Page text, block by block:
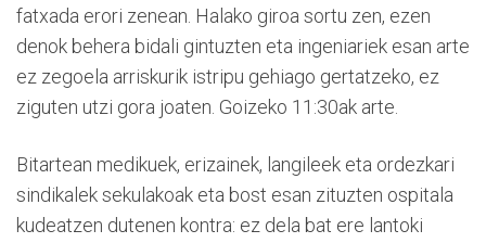
fatxada erori zenean. Halako giroa sortu zen, ezen
denok behera bidali gintuzten eta ingeniariek esan arte
ez zegoela arriskurik istripu gehiago gertatzeko, ez
ziguten utzi gora joaten. Goizeko 11:30ak arte.
Bitartean medikuek, erizainek, langileek eta ordezkari
sindikalek sekulakoak eta bost esan zituzten ospitala
kudeatzen dutenen kontra: ez dela bat ere lantoki